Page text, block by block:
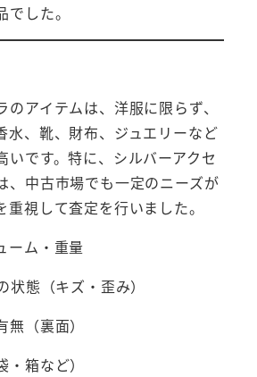
した。
のアイテムは、洋服に限らず、
水、靴、財布、ジュエリーなど
いです。特に、シルバーアクセ
、中古市場でも一定のニーズが
重視して査定を行いました。
ーム・重量
態（キズ・歪み）
（裏面）
箱など）